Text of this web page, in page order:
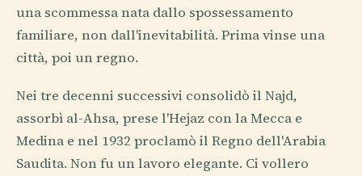
una scommessa nata dallo spossessamento
familiare, non dall'inevitabilità. Prima vinse una
città, poi un regno.
Nei tre decenni successivi consolidò il Najd,
assorbì al-Ahsa, prese l'Hejaz con la Mecca e
Medina e nel 1932 proclamò il Regno dell'Arabia
Saudita. Non fu un lavoro elegante. Ci vollero